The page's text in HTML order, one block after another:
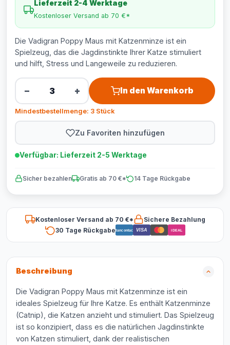
Lieferzeit 2-4 Werktage
Kostenloser Versand ab 70 €*
Die Vadigran Poppy Maus mit Katzenminze ist ein
Spielzeug, das die Jagdinstinkte Ihrer Katze stimuliert
und hilft, Stress und Langeweile zu reduzieren.
− + In den Warenkorb
Mindestbestellmenge: 3 Stück
Zu Favoriten hinzufügen
Verfügbar: Lieferzeit 2-5 Werktage
Sicher bezahlen Gratis ab 70 €* 14 Tage Rückgabe
Kostenloser Versand ab 70 €*
Sichere Bezahlung
30 Tage RückgabeBancontact VISA iDEAL
Beschreibung
Die Vadigran Poppy Maus mit Katzenminze ist ein
ideales Spielzeug für Ihre Katze. Es enthält Katzenminze
(Catnip), die Katzen anzieht und stimuliert. Das Spielzeug
ist so konzipiert, dass es die natürlichen Jagdinstinkte
von Katzen stimuliert, dank der realistischen